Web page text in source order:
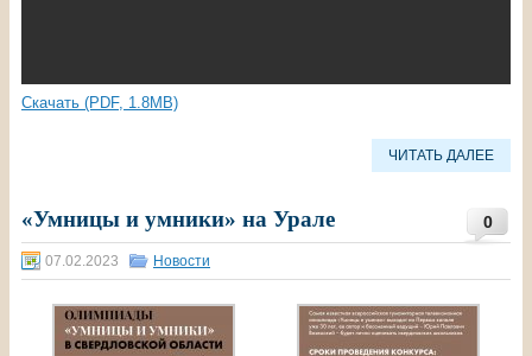
Скачать (PDF, 1.8MB)
ЧИТАТЬ ДАЛЕЕ
0
«Умницы и умники» на Урале
07.02.2023 Новости